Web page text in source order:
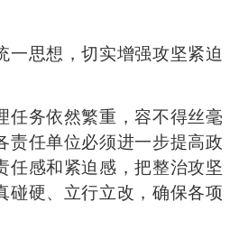
思想，切实增强攻坚紧迫
务依然繁重，容不得丝毫
责任单位必须进一步提高政
任感和紧迫感，把整治攻坚
碰硬、立行立改，确保各项